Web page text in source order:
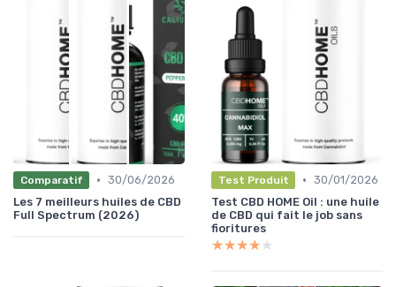
Comparatif • 30/06/2026
Les 7 meilleurs huiles de CBD
Full Spectrum (2026)
Test Produit • 30/01/2026
Test CBD HOME Oil : une huile
de CBD qui fait le job sans
fioritures
★★★★★
★★★★★